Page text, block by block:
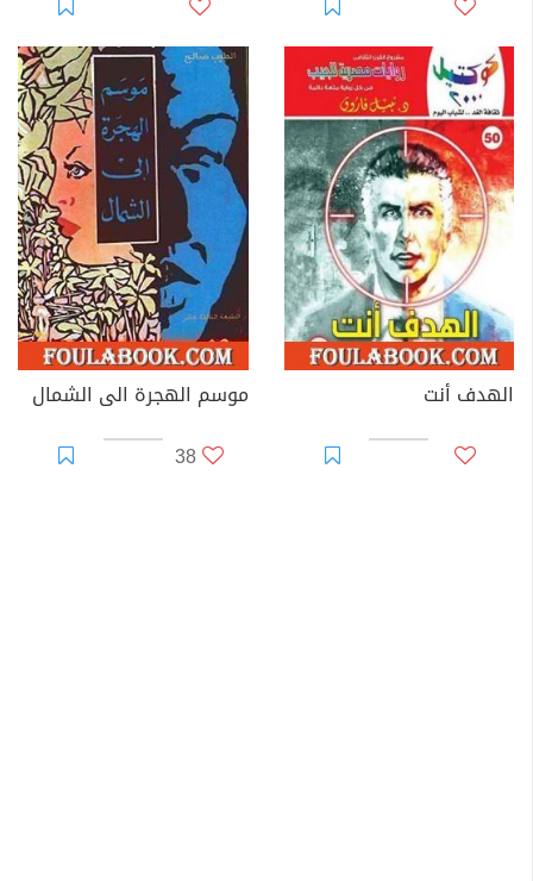
الهدف أنت
موسم الهجرة الى الشمال
38